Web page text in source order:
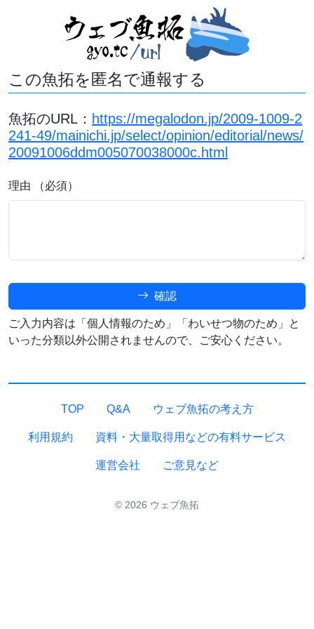
この魚拓を匿名で通報する
魚拓のURL： https://megalodon.jp/2009-1009-2
241-49/mainichi.jp/select/opinion/editorial/news/
20091006ddm005070038000c.html
理由 （必須）
確認
ご入力内容は「個人情報のため」「わいせつ物のため」と
いった分類以外公開されませんので、ご安心ください。
TOP Q&A ウェブ魚拓の考え方
利用規約 資料・大量取得用などの有料サービス
運営会社 ご意見など
© 2026 ウェブ魚拓